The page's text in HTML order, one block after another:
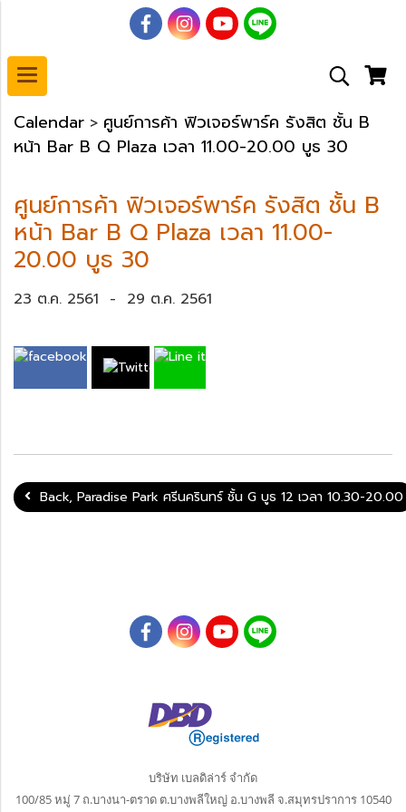
Calendar > ศูนย์การค้า ฟิวเจอร์พาร์ค รังสิต ชั้น B
หน้า Bar B Q Plaza เวลา 11.00-20.00 บูธ 30
ศูนย์การค้า ฟิวเจอร์พาร์ค รังสิต ชั้น B
หน้า Bar B Q Plaza เวลา 11.00-
20.00 บูธ 30
23 ต.ค. 2561 - 29 ต.ค. 2561
Back, Paradise Park ศรีนครินทร์ ชั้น G บูธ 12 เวลา 10.30-20.00
บริษัท เบลดิล่าร์ จำกัด
100/85 หมู่ 7 ถ.บางนา-ตราด ต.บางพลีใหญ่ อ.บางพลี จ.สมุทรปราการ 10540